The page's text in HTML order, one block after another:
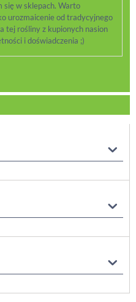
się w sklepach. Warto
urozmaicenie od tradycyjnego
tej rośliny z kupionych nasion
i doświadczenia ;)